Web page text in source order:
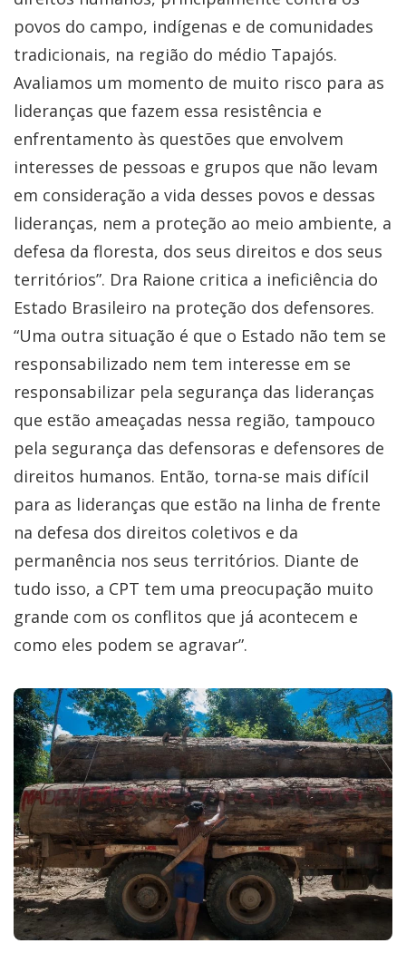
povos do campo, indígenas e de comunidades
tradicionais, na região do médio Tapajós.
Avaliamos um momento de muito risco para as
lideranças que fazem essa resistência e
enfrentamento às questões que envolvem
interesses de pessoas e grupos que não levam
em consideração a vida desses povos e dessas
lideranças, nem a proteção ao meio ambiente, a
defesa da floresta, dos seus direitos e dos seus
territórios”. Dra Raione critica a ineficiência do
Estado Brasileiro na proteção dos defensores.
“Uma outra situação é que o Estado não tem se
responsabilizado nem tem interesse em se
responsabilizar pela segurança das lideranças
que estão ameaçadas nessa região, tampouco
pela segurança das defensoras e defensores de
direitos humanos. Então, torna-se mais difícil
para as lideranças que estão na linha de frente
na defesa dos direitos coletivos e da
permanência nos seus territórios. Diante de
tudo isso, a CPT tem uma preocupação muito
grande com os conflitos que já acontecem e
como eles podem se agravar”.